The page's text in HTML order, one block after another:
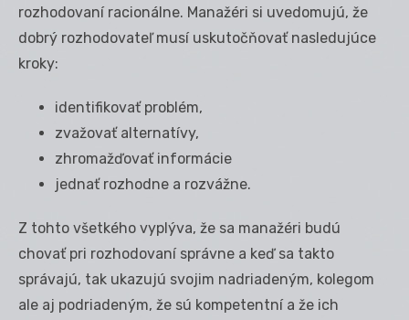
rozhodovaní racionálne. Manažéri si uvedomujú, že
dobrý rozhodovateľ musí uskutočňovať nasledujúce
kroky:
identifikovať problém,
zvažovať alternatívy,
zhromažďovať informácie
jednať rozhodne a rozvážne.
Z tohto všetkého vyplýva, že sa manažéri budú
chovať pri rozhodovaní správne a keď sa takto
správajú, tak ukazujú svojim nadriadeným, kolegom
ale aj podriadeným, že sú kompetentní a že ich